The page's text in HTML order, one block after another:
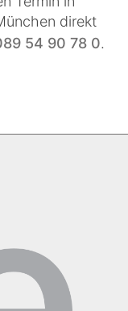
direkt
54 90 78 0.